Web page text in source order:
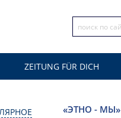
ZEITUNG FÜR DICH
«ЭТНО - МЫ»